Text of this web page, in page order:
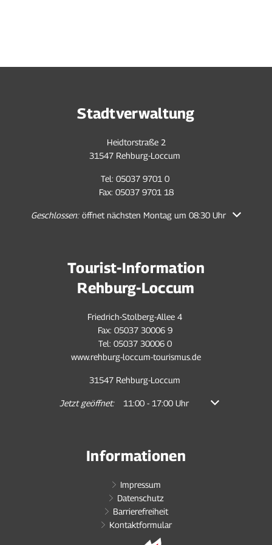
Stadtverwaltung
Heidtorstraße 2
31547 Rehburg-Loccum
Tel: 05037 9701 0
Fax: 05037 9701 18
Klicken, um weitere Öffnungs- oder Schließzeiten auszublenden
Geschlossen: öffnet nächsten Montag um 08:30 Uhr
Tourist-Information
Rehburg-Loccum
Friedrich-Stolberg-Allee 4
Fax: 05037 30006 9
Tel: 05037 30006 0
www.rehburg-loccum-tourismus.de
31547 Rehburg-Loccum
Klicken, um weitere Öffnungs- oder Schließzeiten
Jetzt geöffnet: 11:00- 17:00Uhr Von 11:00 bis
Informationen
Impressum
Datenschutz
Barrierefreiheit
Kontaktformular